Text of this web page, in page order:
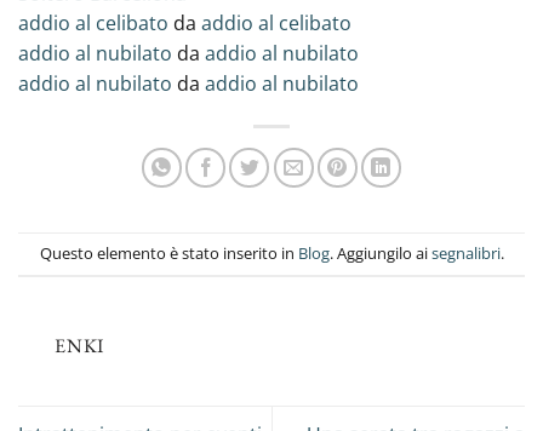
addio al celibato da addio al celibato
addio al nubilato da addio al nubilato
addio al nubilato da addio al nubilato
Questo elemento è stato inserito in Blog. Aggiungilo aisegnalibri.
ENKI